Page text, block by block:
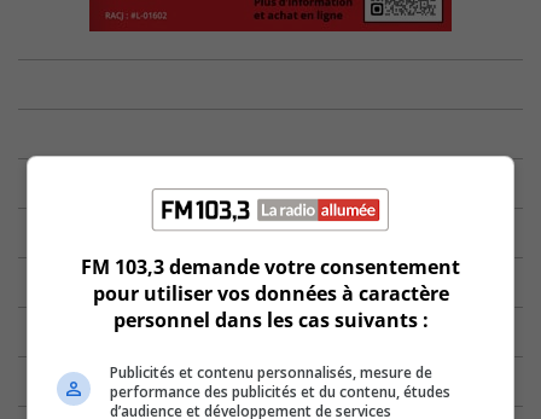
FM 103,3 demande votre consentement
pour utiliser vos données à caractère
personnel dans les cas suivants :
Publicités et contenu personnalisés, mesure de
performance des publicités et du contenu, études
d’audience et développement de services